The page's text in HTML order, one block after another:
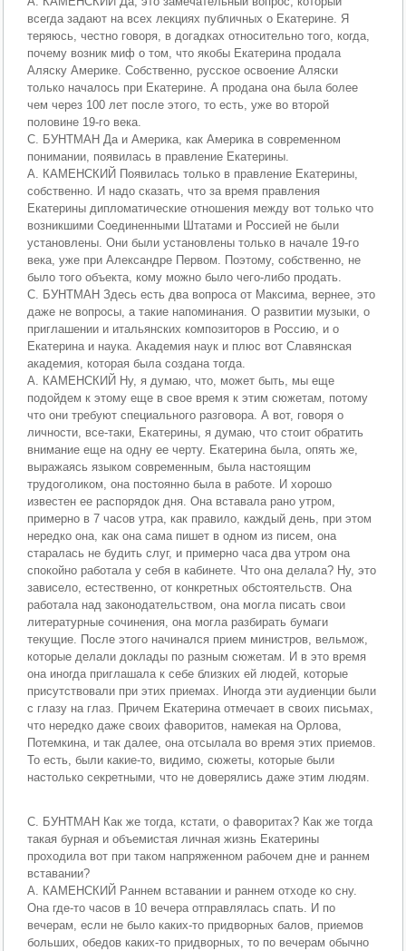
всегда задают на всех лекциях публичных о Екатерине. Я
теряюсь, честно говоря, в догадках относительно того, когда,
почему возник миф о том, что якобы Екатерина продала
Аляску Америке. Собственно, русское освоение Аляски
только началось при Екатерине. А продана она была более
чем через 100 лет после этого, то есть, уже во второй
половине 19-го века.
С. БУНТМАН Да и Америка, как Америка в современном
понимании, появилась в правление Екатерины.
А. КАМЕНСКИЙ Появилась только в правление Екатерины,
собственно. И надо сказать, что за время правления
Екатерины дипломатические отношения между вот только что
возникшими Соединенными Штатами и Россией не были
установлены. Они были установлены только в начале 19-го
века, уже при Александре Первом. Поэтому, собственно, не
было того объекта, кому можно было чего-либо продать.
С. БУНТМАН Здесь есть два вопроса от Максима, вернее, это
даже не вопросы, а такие напоминания. О развитии музыки, о
приглашении и итальянских композиторов в Россию, и о
Екатерина и наука. Академия наук и плюс вот Славянская
академия, которая была создана тогда.
А. КАМЕНСКИЙ Ну, я думаю, что, может быть, мы еще
подойдем к этому еще в свое время к этим сюжетам, потому
что они требуют специального разговора. А вот, говоря о
личности, все-таки, Екатерины, я думаю, что стоит обратить
внимание еще на одну ее черту. Екатерина была, опять же,
выражаясь языком современным, была настоящим
трудоголиком, она постоянно была в работе. И хорошо
известен ее распорядок дня. Она вставала рано утром,
примерно в 7 часов утра, как правило, каждый день, при этом
нередко она, как она сама пишет в одном из писем, она
старалась не будить слуг, и примерно часа два утром она
спокойно работала у себя в кабинете. Что она делала? Ну, это
зависело, естественно, от конкретных обстоятельств. Она
работала над законодательством, она могла писать свои
литературные сочинения, она могла разбирать бумаги
текущие. После этого начинался прием министров, вельмож,
которые делали доклады по разным сюжетам. И в это время
она иногда приглашала к себе близких ей людей, которые
присутствовали при этих приемах. Иногда эти аудиенции были
с глазу на глаз. Причем Екатерина отмечает в своих письмах,
что нередко даже своих фаворитов, намекая на Орлова,
Потемкина, и так далее, она отсылала во время этих приемов.
То есть, были какие-то, видимо, сюжеты, которые были
настолько секретными, что не доверялись даже этим людям.
С. БУНТМАН Как же тогда, кстати, о фаворитах? Как же тогда
такая бурная и объемистая личная жизнь Екатерины
проходила вот при таком напряженном рабочем дне и раннем
вставании?
А. КАМЕНСКИЙ Раннем вставании и раннем отходе ко сну.
Она где-то часов в 10 вечера отправлялась спать. И по
вечерам, если не было каких-то придворных балов, приемов
больших, обедов каких-то придворных, то по вечерам обычно